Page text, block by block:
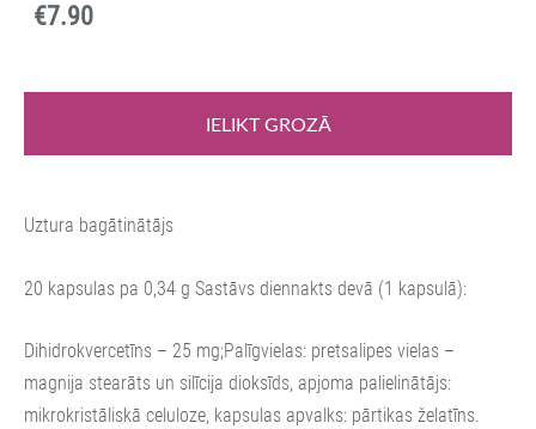
€7.90
IELIKT GROZĀ
Uztura bagātinātājs
20 kapsulas pa 0,34 g Sastāvs diennakts devā (1 kapsulā):
Dihidrokvercetīns – 25 mg;Palīgvielas: pretsalipes vielas –
magnija stearāts un silīcija dioksīds, apjoma palielinātājs:
mikrokristāliskā celuloze, kapsulas apvalks: pārtikas želatīns.